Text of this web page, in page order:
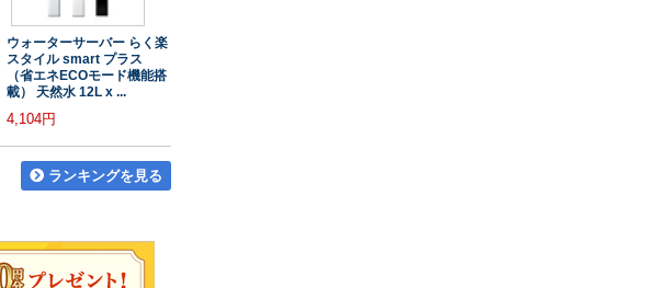
ウォーターサーバー らく楽
スタイル smart プラス
（省エネECOモード機能搭
載） 天然水 12L x ...
4,104円
ランキングを見る